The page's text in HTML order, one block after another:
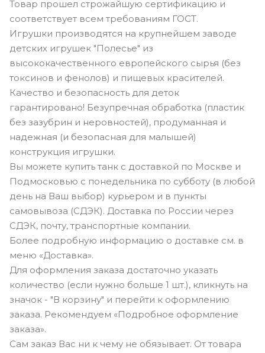
ребенку разыгрывать более разнообразные
сюжеты). На улице ребенок может возить военную
машину руками или на веревочке.
Товар прошел строжайшую сертификацию и
соответствует всем требованиям ГОСТ.
Игрушки производятся на крупнейшем заводе
детских игрушек "Полесье" из
высококачественного европейского сырья (без
токсинов и фенолов) и пищевых красителей.
Качество и безопасность для деток
гарантировано! Безупречная обработка (пластик
без зазубрин и неровностей), продуманная и
надежная (и безопасная для малышей)
конструкция игрушки.
Вы можете купить танк с доставкой по Москве и
Подмосковью с понедельника по субботу (в любой
день на Ваш выбор) курьером и в пункты
самовывоза (СДЭК). Доставка по России через
СДЭК, почту, транспортные компании.
Более подробную информацию о доставке см. в
меню «Доставка».
Для оформления заказа достаточно указать
количество (если нужно больше 1 шт.), кликнуть на
значок - "В корзину" и перейти к оформлению